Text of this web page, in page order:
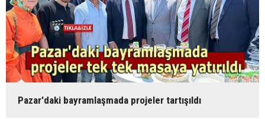
Pazar'daki bayramlaşmada projeler tartışıldı